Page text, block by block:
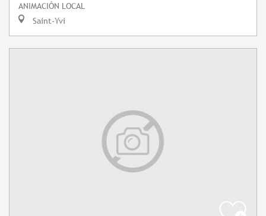
ANIMACIÓN LOCAL
Saint-Yvi